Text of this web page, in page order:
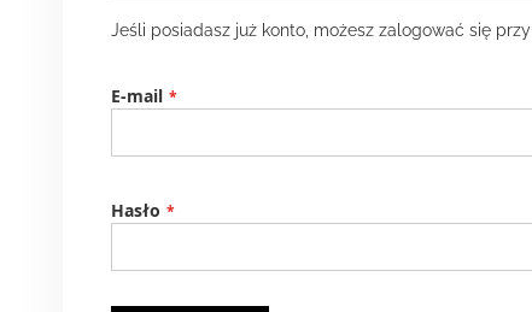
Jeśli posiadasz już konto, możesz zalogować się
E-mail
Hasło